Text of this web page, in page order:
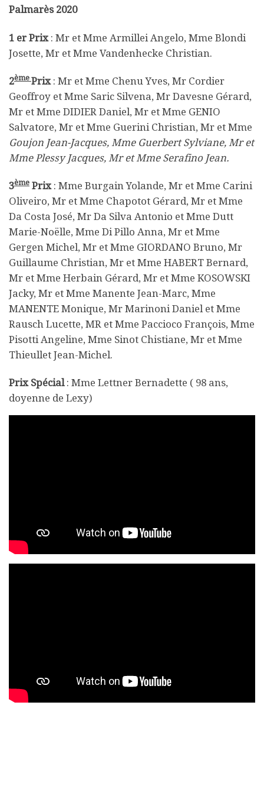
Palmarès 2020
1 er Prix: Mr et Mme Armillei Angelo, Mme Blondi
Josette, Mr et Mme Vandenhecke Christian.
2ème Prix: Mr et Mme Chenu Yves, Mr Cordier
Geoffroy et Mme Saric Silvena, Mr Davesne Gérard,
Mr et Mme DIDIER Daniel, Mr et Mme GENIO
Salvatore, Mr et Mme Guerini Christian, Mr et Mme
Goujon Jean-Jacques, Mme Guerbert Sylviane, Mr et
Mme Plessy Jacques, Mr et Mme Serafino Jean.
3ème Prix: Mme Burgain Yolande, Mr et Mme Carini
Oliveiro, Mr et Mme Chapotot Gérard, Mr et Mme
Da Costa José, Mr Da Silva Antonio et Mme Dutt
Marie-Noëlle, Mme Di Pillo Anna, Mr et Mme
Gergen Michel, Mr et Mme GIORDANO Bruno, Mr
Guillaume Christian, Mr et Mme HABERT Bernard,
Mr et Mme Herbain Gérard, Mr et Mme KOSOWSKI
Jacky, Mr et Mme Manente Jean-Marc, Mme
MANENTE Monique, Mr Marinoni Daniel et Mme
Rausch Lucette, MR et Mme Paccioco François, Mme
Pisotti Angeline, Mme Sinot Chistiane, Mr et Mme
Thieullet Jean-Michel.
Prix Spécial: Mme Lettner Bernadette ( 98 ans,
doyenne de Lexy)